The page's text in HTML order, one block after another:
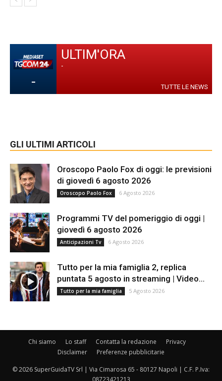
-
ULTIM'ORA
-
TUTTE LE NEWS
GLI ULTIMI ARTICOLI
Oroscopo Paolo Fox di oggi: le previsioni
di giovedì 6 agosto 2026
Oroscopo Paolo Fox 6 Agosto 2026
Programmi TV del pomeriggio di oggi |
giovedì 6 agosto 2026
Anticipazioni Tv 6 Agosto 2026
Tutto per la mia famiglia 2, replica
puntata 5 agosto in streaming | Video...
Tutto per la mia famiglia 5 Agosto 2026
Chi siamo Lo staff Contatta la redazione
Privacy
Disclaimer
Preferenze pubblicitarie
© 2026 SuperGuidaTV Srl | Via Cimarosa 65 - 80127 Napoli | C.F. P.Iva: